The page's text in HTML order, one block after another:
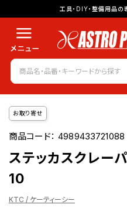
工具・DIY・整備用品の
お取り寄せ
商品コード：4989433721088
ステッカスクレ
10
KTC / ケーティーシー